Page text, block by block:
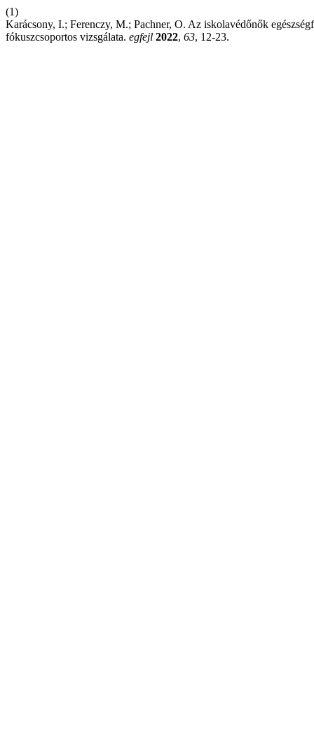
(1)
Karácsony, I.; Ferenczy, M.; Pachner, O. Az iskolavédőnők
fókuszcsoportos vizsgálata. egfejl 2022, 63, 12-23.